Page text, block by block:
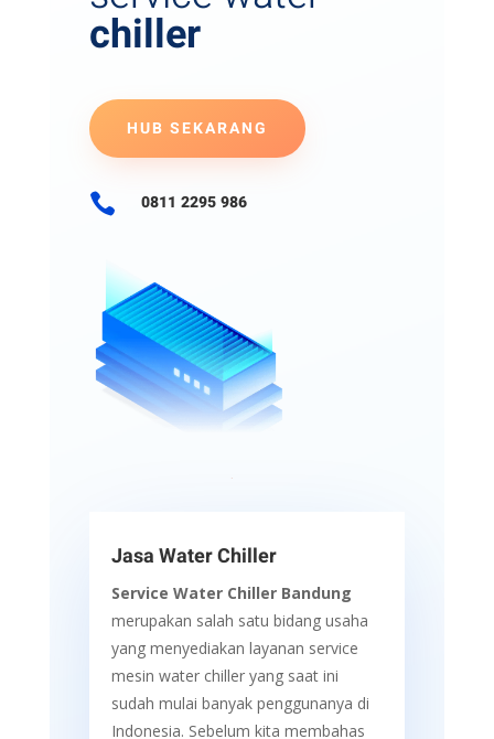
chiller
HUB SEKARANG
 0811 2295 986
Jasa Water Chiller
Service Water Chiller Bandung
merupakan salah satu bidang usaha
yang menyediakan layanan service
mesin water chiller yang saat ini
sudah mulai banyak penggunanya di
Indonesia. Sebelum kita membahas